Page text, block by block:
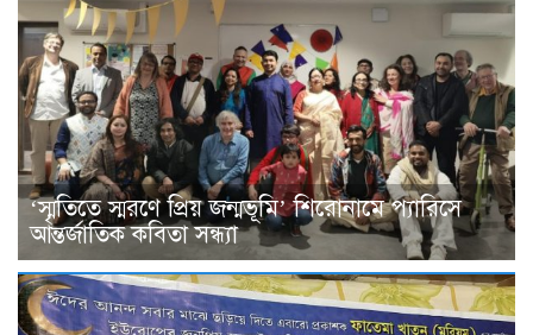
‘স্মৃতিতে স্মরণে প্রিয় জন্মভূমি’ শিরোনামে প্যারিসে
আন্তর্জাতিক কবিতা সন্ধ্যা